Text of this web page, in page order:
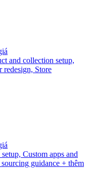
and collection setup,
redesign, Store
Custom apps and
guidance + thêm